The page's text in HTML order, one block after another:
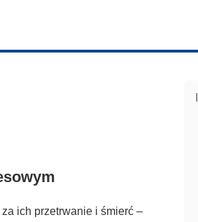
ich przetrwanie i śmierć –